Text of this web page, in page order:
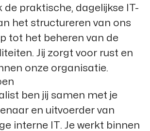
de praktische, dagelijkse IT-
het structureren van ons
tot het beheren van de
Jij zorgt voor rust en
onze organisatie.
ben jij samen met je
en uitvoerder van
interne IT. Je werkt binnen